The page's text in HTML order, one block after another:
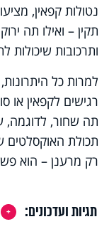
נטולות קפאין,
תקין – ואילו תה
ותרכובות שיכולות
למרות כל
רגישים לקפאין או
תה שחור, לדוגמה,
תכולת
רק מרענן – הוא
תגיות ועדכונים: